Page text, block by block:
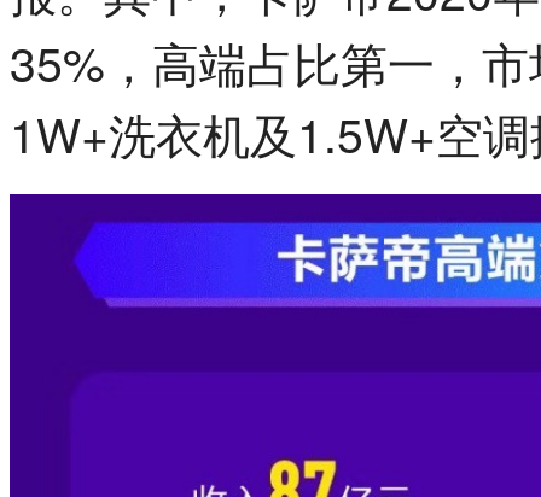
35%，高端占比第一，
1W+洗衣机及1.5W+空